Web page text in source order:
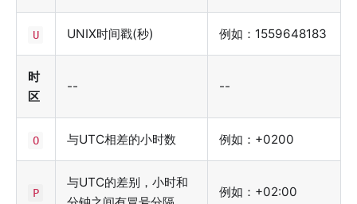
U UNIX时间戳(秒) 例如：1559648183
时
区
-- --
O 与UTC相差的小时数 例如：+0200
P
与UTC的差别，小时和
例如：+02:00